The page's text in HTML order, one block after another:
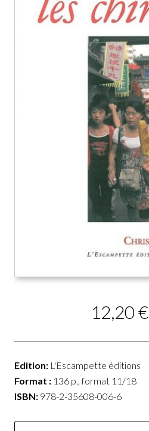
12,20 €
Edition: L'Escampette éditions
Format : 136 p., format 11/18
ISBN: 978-2-35608-006-6